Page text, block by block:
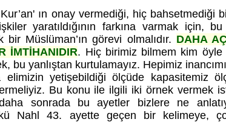
ın onay vermediği, hiç bahsetmediği
yaratıldığının farkına varmak için,
bir Müslüman’ın görevi olmalıdır. DAHA
İMTİHANIDIR. Hiç birimiz bilmem kim öyle
bu yanlıştan kurtulamayız. Hepimiz
elimizin yetişebildiği ölçüde kapasitemiz
Bu konu ile ilgili iki örnek vermek
sonrada bu ayetler bizlere ne
Nahl 43. ayette geçen bir kelimeye,